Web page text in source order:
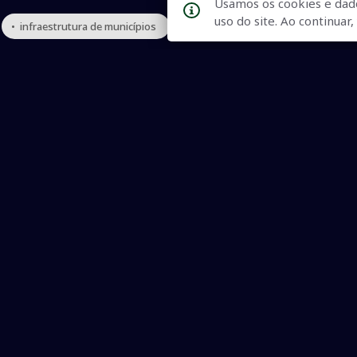
• infraestrutura de municípios • Governo reforça infraestrutura
Usamos os cookies e
uso do site. Ao